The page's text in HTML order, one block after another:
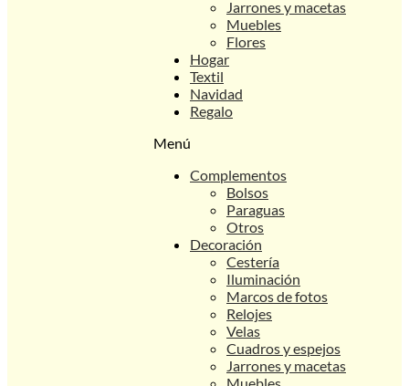
Jarrones y macetas
Muebles
Flores
Hogar
Textil
Navidad
Regalo
Menú
Complementos
Bolsos
Paraguas
Otros
Decoración
Cestería
Iluminación
Marcos de fotos
Relojes
Velas
Cuadros y espejos
Jarrones y macetas